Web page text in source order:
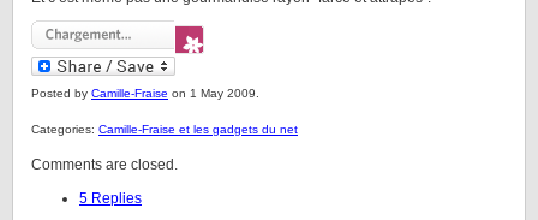
Posted by Camille-Fraise on 1 May 2009.
Categories: Camille-Fraise et les gadgets du net
Comments are closed.
5 Replies